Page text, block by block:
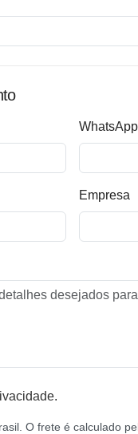
WhatsApp
Empresa
.
O frete é calculado